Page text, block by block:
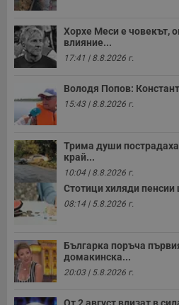
Хорхе Меси е човекът,
влияние...
17:41 | 8.8.2026 г.
Володя Попов:
15:43 | 8.8.2026 г.
Трима души
край...
10:04 | 8.8.2026 г.
Стотици хиляди
08:14 | 5.8.2026 г.
Българка поръча
домакинска...
20:03 | 5.8.2026 г.